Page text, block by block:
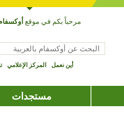
مرحباً بكم في موقع
استمارة البحث
‏البحث عن ‏
أين نعمل المركز الإعلامي
مستجدات